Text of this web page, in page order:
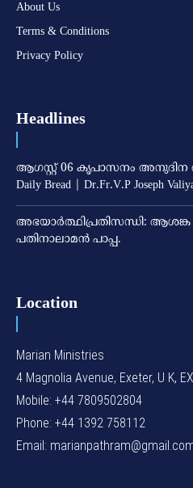
About Us
Terms & Conditions
Privacy Policy
Headlines
ആഗസ്റ്റ് 06 കൃപാസനം അനുദിന
Daily Bread | Dr.Fr.V.P Joseph
അഭയാര്‍ത്ഥിപ്രതിസന്ധി: ആശങ്ക
പതിനാലാമന്‍ പാപ്പ.
Location
Marian Ministries
4 Magnolia Avenue, Exeter, U K,
Mobile: +44 7809502804
Phone: +44 1392 758112
Email: